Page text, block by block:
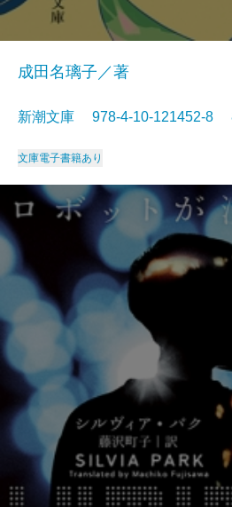
成田名璃子／著
新潮文庫 978-4-10-121452-8
文庫電子書籍あり